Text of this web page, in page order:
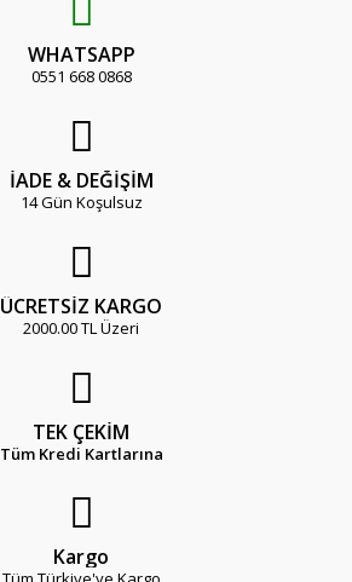
WHATSAPP
0551 668 0868
İADE & DEĞİŞİM
14 Gün Koşulsuz
ÜCRETSİZ KARGO
2000.00 TL Üzeri
TEK ÇEKİM
Tüm Kredi Kartlarına
Kargo